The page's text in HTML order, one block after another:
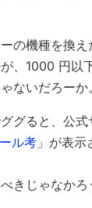
の機種を換え
、1000 円以
ないだろーか。
ググると、公
ル考 」が表
きじゃなかろ